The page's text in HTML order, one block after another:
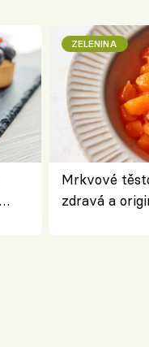
ZELENINA
Mrkvové
zdravá a